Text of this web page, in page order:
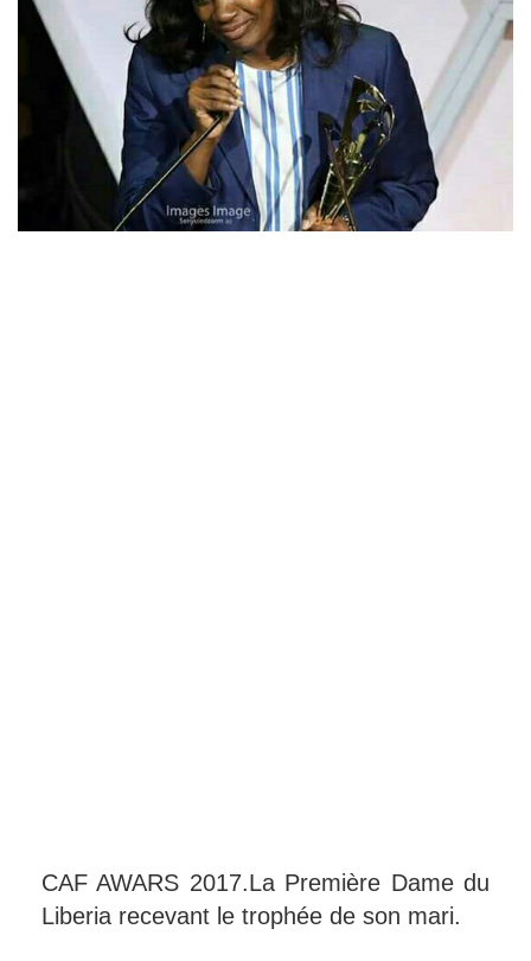
CAF AWARS 2017.La Première Dame du
Liberia recevant le trophée de son mari.